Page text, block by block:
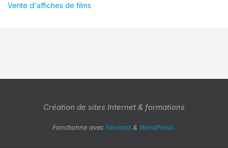
Vente d'affiches de films
Création de sites Internet & formations
Fonctionne avec Nirvana & WordPress.